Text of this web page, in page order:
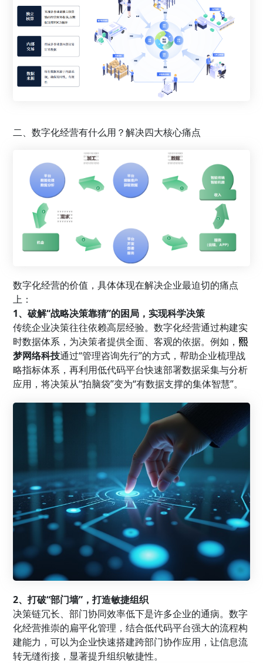
二、数字化经营有什么用？解决四大核心痛点
数字化经营的价值，具体体现在解决企业最迫切的痛点
上：
1、破解“战略决策靠猜”的困局，实现科学决策
传统企业决策往往依赖高层经验。数字化经营通过构建实
时数据体系，为决策者提供全面、客观的依据。例如， 熙
梦网络科技通过“管理咨询先行”的方式，帮助企业梳理战
略指标体系，再利用低代码平台快速部署数据采集与分析
应用，将决策从“拍脑袋”变为“有数据支撑的集体智慧”。
2、打破“部门墙”，打造敏捷组织
决策链冗长、部门协同效率低下是许多企业的通病。数字
化经营推崇的扁平化管理，结合低代码平台强大的流程构
建能力，可以为企业快速搭建跨部门协作应用，让信息流
转无缝衔接，显著提升组织敏捷性。